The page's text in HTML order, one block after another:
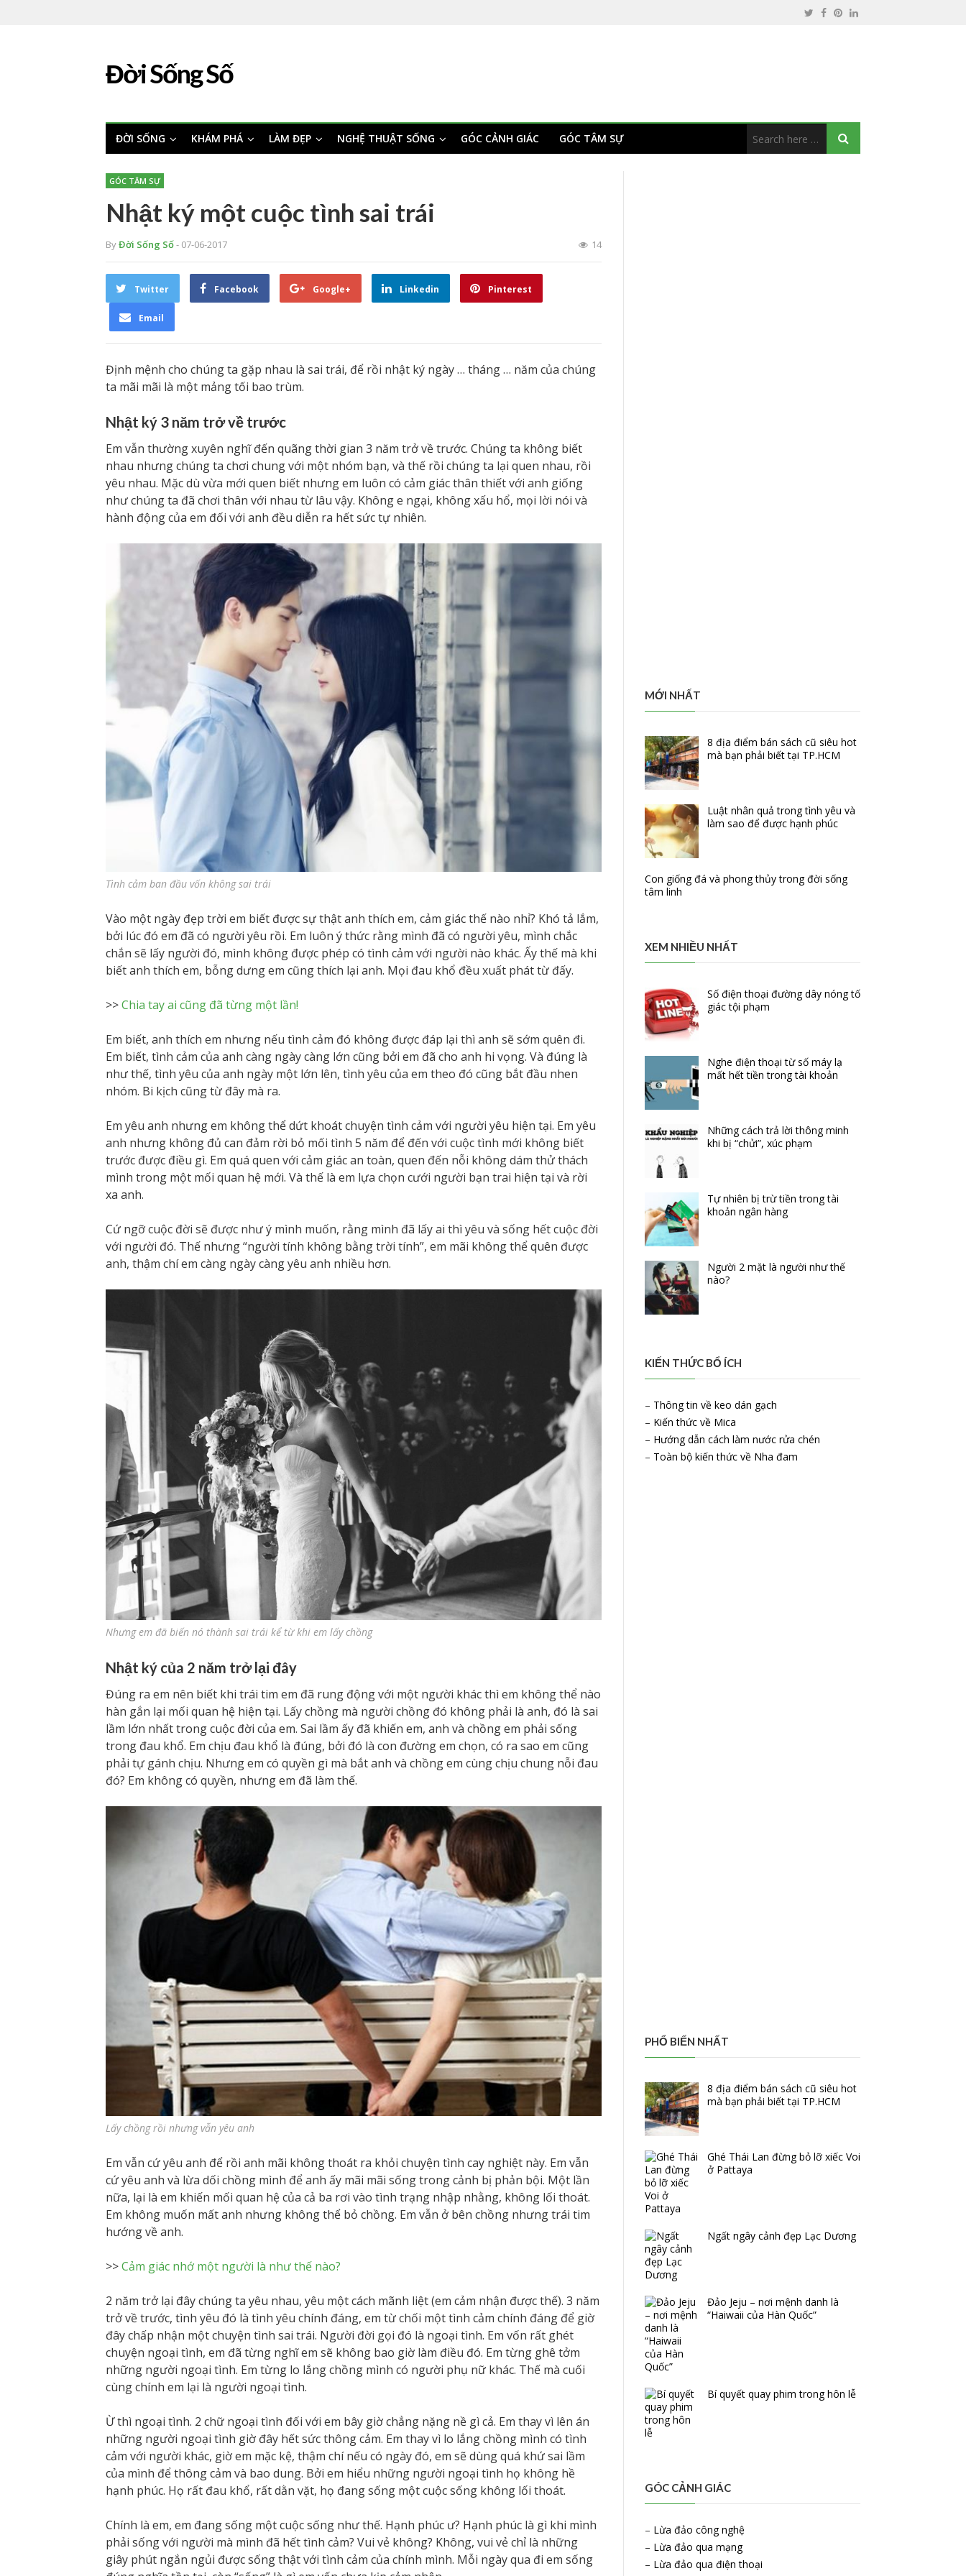
Đời Sống Số
ĐỜI SỐNG KHÁM PHÁ LÀM ĐẸP NGHỆ THUẬT SỐNG GÓC CẢNH GIÁC GÓC TÂM SỰ
GÓC TÂM SỰ
Nhật ký một cuộc tình sai trái
ByĐời Sống Số- 07-06-2017 14
Twitter Facebook Google+ Linkedin Pinterest
Email
Định mệnh cho chúng ta gặp nhau là sai trái, để rồi nhật ký ngày … tháng … năm của chúng
ta mãi mãi là một mảng tối bao trùm.
Nhật ký 3 năm trở về trước
Em vẫn thường xuyên nghĩ đến quãng thời gian 3 năm trở về trước. Chúng ta không biết
nhau nhưng chúng ta chơi chung với một nhóm bạn, và thế rồi chúng ta lại quen nhau, rồi
yêu nhau. Mặc dù vừa mới quen biết nhưng em luôn có cảm giác thân thiết với anh giống
như chúng ta đã chơi thân với nhau từ lâu vậy. Không e ngại, không xấu hổ, mọi lời nói và
hành động của em đối với anh đều diễn ra hết sức tự nhiên.
Tình cảm ban đầu vốn không sai trái
Vào một ngày đẹp trời em biết được sự thật anh thích em, cảm giác thế nào nhỉ? Khó tả lắm,
bởi lúc đó em đã có người yêu rồi. Em luôn ý thức rằng mình đã có người yêu, mình chắc
chắn sẽ lấy người đó, mình không được phép có tình cảm với người nào khác. Ấy thế mà khi
biết anh thích em, bỗng dưng em cũng thích lại anh. Mọi đau khổ đều xuất phát từ đấy.
>>Chia tay ai cũng đã từng một lần!
Em biết, anh thích em nhưng nếu tình cảm đó không được đáp lại thì anh sẽ sớm quên đi.
Em biết, tình cảm của anh càng ngày càng lớn cũng bởi em đã cho anh hi vọng. Và đúng là
như thế, tình yêu của anh ngày một lớn lên, tình yêu của em theo đó cũng bắt đầu nhen
nhóm. Bi kịch cũng từ đây mà ra.
Em yêu anh nhưng em không thể dứt khoát chuyện tình cảm với người yêu hiện tại. Em yêu
anh nhưng không đủ can đảm rời bỏ mối tình 5 năm để đến với cuộc tình mới không biết
trước được điều gì. Em quá quen với cảm giác an toàn, quen đến nỗi không dám thử thách
mình trong một mối quan hệ mới. Và thế là em lựa chọn cưới người bạn trai hiện tại và rời
xa anh.
Cứ ngỡ cuộc đời sẽ được như ý mình muốn, rằng mình đã lấy ai thì yêu và sống hết cuộc đời
với người đó. Thế nhưng “người tính không bằng trời tính”, em mãi không thể quên được
anh, thậm chí em càng ngày càng yêu anh nhiều hơn.
Nhưng em đã biến nó thành sai trái kể từ khi em lấy chồng
Nhật ký của 2 năm trở lại đây
Đúng ra em nên biết khi trái tim em đã rung động với một người khác thì em không thể nào
hàn gắn lại mối quan hệ hiện tại. Lấy chồng mà người chồng đó không phải là anh, đó là sai
lầm lớn nhất trong cuộc đời của em. Sai lầm ấy đã khiến em, anh và chồng em phải sống
trong đau khổ. Em chịu đau khổ là đúng, bởi đó là con đường em chọn, có ra sao em cũng
phải tự gánh chịu. Nhưng em có quyền gì mà bắt anh và chồng em cùng chịu chung nỗi đau
đó? Em không có quyền, nhưng em đã làm thế.
Lấy chồng rồi nhưng vẫn yêu anh
Em vẫn cứ yêu anh để rồi anh mãi không thoát ra khỏi chuyện tình cay nghiệt này. Em vẫn
cứ yêu anh và lừa dối chồng mình để anh ấy mãi mãi sống trong cảnh bị phản bội. Một lần
nữa, lại là em khiến mối quan hệ của cả ba rơi vào tình trạng nhập nhằng, không lối thoát.
Em không muốn mất anh nhưng không thể bỏ chồng. Em vẫn ở bên chồng nhưng trái tim
hướng về anh.
>>Cảm giác nhớ một người là như thế nào?
2 năm trở lại đây chúng ta yêu nhau, yêu một cách mãnh liệt (em cảm nhận được thế). 3 năm
trở về trước, tình yêu đó là tình yêu chính đáng, em từ chối một tình cảm chính đáng để giờ
đây chấp nhận một chuyện tình sai trái. Người đời gọi đó là ngoại tình. Em vốn rất ghét
chuyện ngoại tình, em đã từng nghĩ em sẽ không bao giờ làm điều đó. Em từng ghê tởm
những người ngoại tình. Em từng lo lắng chồng mình có người phụ nữ khác. Thế mà cuối
cùng chính em lại là người ngoại tình.
Ừ thì ngoại tình. 2 chữ ngoại tình đối với em bây giờ chẳng nặng nề gì cả. Em thay vì lên án
những người ngoại tình giờ đây hết sức thông cảm. Em thay vì lo lắng chồng mình có tình
cảm với người khác, giờ em mặc kệ, thậm chí nếu có ngày đó, em sẽ dùng quá khứ sai lầm
của mình để thông cảm và bao dung. Bởi em hiểu những người ngoại tình họ không hề
hạnh phúc. Họ rất đau khổ, rất dằn vặt, họ đang sống một cuộc sống không lối thoát.
Chính là em, em đang sống một cuộc sống như thế. Hạnh phúc ư? Hạnh phúc là gì khi mình
phải sống với người mà mình đã hết tình cảm? Vui vẻ không? Không, vui vẻ chỉ là những
giây phút ngắn ngủi được sống thật với tình cảm của chính mình. Mỗi ngày qua đi em sống
MỚI NHẤT
8 địa điểm bán sách cũ siêu hot
mà bạn phải biết tại TP.HCM
Luật nhân quả trong tình yêu và
làm sao để được hạnh phúc
Con giống đá và phong thủy trong đời sống
tâm linh
XEM NHIỀU NHẤT
Số điện thoại đường dây nóng tố
giác tội phạm
Nghe điện thoại từ số máy lạ
mất hết tiền trong tài khoản
Những cách trả lời thông minh
khi bị “chửi”, xúc phạm
Tự nhiên bị trừ tiền trong tài
khoản ngân hàng
Người 2 mặt là người như thế
nào?
KIẾN THỨC BỔ ÍCH
– Thông tin về keo dán gạch
– Kiến thức về Mica
– Hướng dẫn cách làm nước rửa chén
– Toàn bộ kiến thức về Nha đam
PHỔ BIẾN NHẤT
8 địa điểm bán sách cũ siêu hot
mà bạn phải biết tại TP.HCM
Ghé Thái Lan đừng bỏ lỡ xiếc Voi
ở Pattaya
Ngất ngây cảnh đẹp Lạc Dương
Đảo Jeju – nơi mệnh danh là
“Haiwaii của Hàn Quốc”
Bí quyết quay phim trong hôn lễ
GÓC CẢNH GIÁC
– Lừa đảo công nghệ
– Lừa đảo qua mạng
– Lừa đảo qua điện thoại